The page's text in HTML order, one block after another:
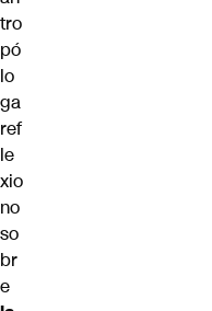
tro
pó
lo
ga
ref
le
xio
no
so
br
e